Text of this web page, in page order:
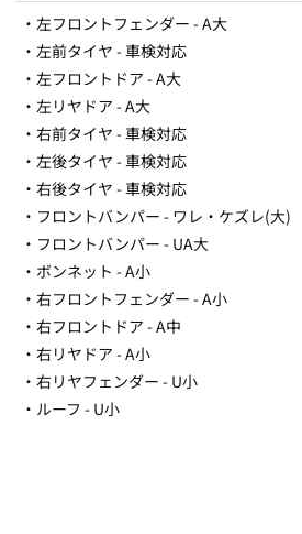
・左フロントフェンダー - A大
・左前タイヤ - 車検対応
・左フロントドア - A大
・左リヤドア - A大
・右前タイヤ - 車検対応
・左後タイヤ - 車検対応
・右後タイヤ - 車検対応
・フロントバンパー - ワレ・ケズレ(大)
・フロントバンパー - UA大
・ボンネット - A小
・右フロントフェンダー - A小
・右フロントドア - A中
・右リヤドア - A小
・右リヤフェンダー - U小
・ルーフ - U小